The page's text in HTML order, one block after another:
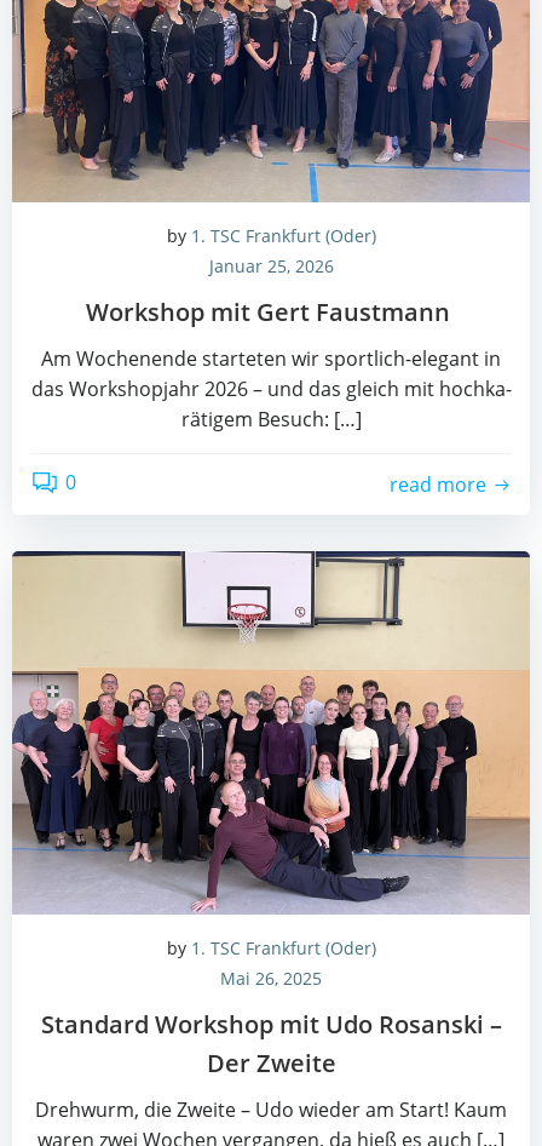
by 1. TSC Frankfurt (Oder)
Januar 25, 2026
Work­shop mit Gert Faustmann
Am Wochen­en­de star­te­ten wir sport­lich-ele­gant in
das Work­shop­jahr 2026 – und das gleich mit hoch­ka­
rä­ti­gem Besuch: […]
0 read more
by 1. TSC Frankfurt (Oder)
Mai 26, 2025
Stan­dard Work­shop mit Udo Ros­anski –
Der Zweite
Dreh­wurm, die Zwei­te – Udo wie­der am Start! Kaum
waren zwei Wochen ver­gan­gen, da hieß es auch […]